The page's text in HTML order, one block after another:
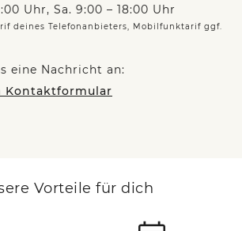
Uhr, Sa. 9:00 – 18:00 Uhr
deines Telefonanbieters, Mobilfunktarif ggf.
eine Nachricht an:
Kontaktformular
Vorteile für dich